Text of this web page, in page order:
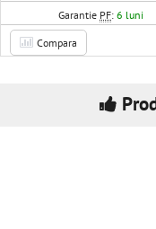
Garantie PF:6 luni
Compara